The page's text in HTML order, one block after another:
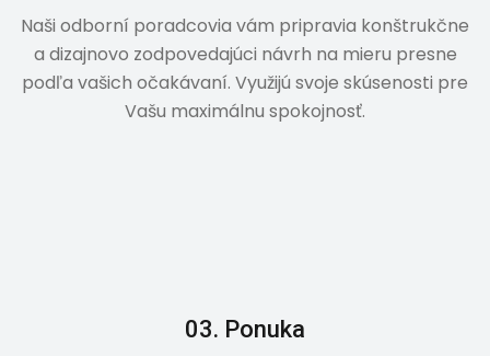
Naši odborní poradcovia vám pripravia konštrukčne
a dizajnovo zodpovedajúci návrh na mieru presne
podľa vašich očakávaní. Využijú svoje skúsenosti pre
Vašu maximálnu spokojnosť.​
03. Ponuka